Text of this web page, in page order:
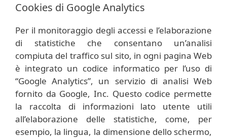
Cookies di Google Analytics
Per il monitoraggio degli accessi e l’elaborazione
di statistiche che consentano un’analisi
compiuta del traffico sul sito, in ogni pagina Web
è integrato un codice informatico per l’uso di
“Google Analytics”, un servizio di analisi Web
fornito da Google, Inc. Questo codice permette
la raccolta di informazioni lato utente utili
all’elaborazione delle statistiche, come, per
esempio, la lingua, la dimensione dello schermo,